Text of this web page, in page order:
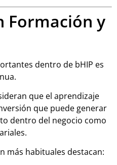
Formación y
dentro de bHIP es
que el aprendizaje
que puede generar
dentro del negocio como
más habituales destacan: